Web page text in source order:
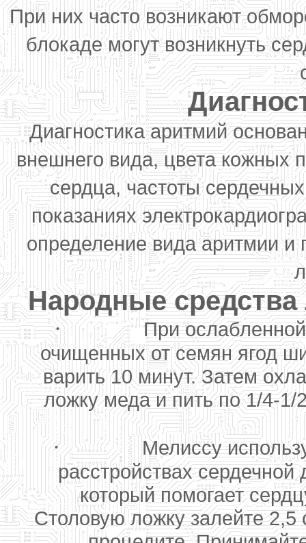
При них часто возникают
блокаде могут возникнуть
Диагностика аритмий
внешнего вида, цвета кожных
сердца, частоты
показаниях
определение вида аритмии и
Народные
·
При
очищенных от семян ягод
варить 10 минут. Затем
ложку меда и пить по 1/4-1/
·
Мелиссу
расстройствах сердечной
который помогает
Столовую ложку залейте 2,5